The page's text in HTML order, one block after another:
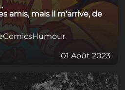
amis, mais il m'arrive, de
ComicsHumour
01 Août 2023